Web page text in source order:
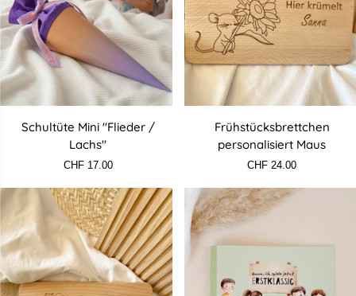
Schultüte
Lachs"
Schultüte Mini "Flieder /
Lachs"
CHF 17.00
Frühstücksbrettchen
Maus
Frühstücksbrettchen
personalisiert Maus
CHF 24.00